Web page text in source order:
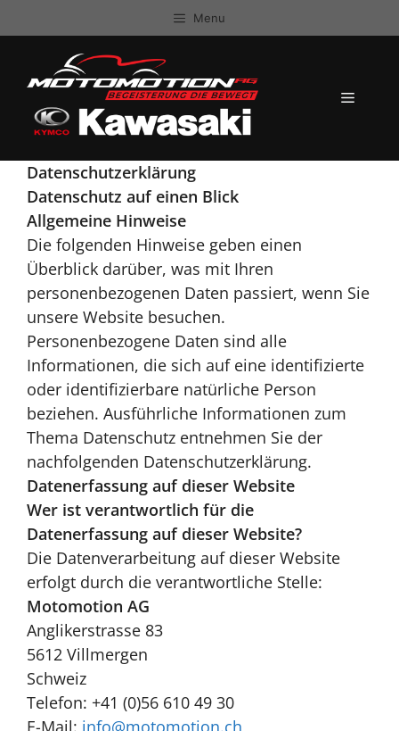
Inhalt
Menu
MENÜ
Datenschutzerklärung
Datenschutz auf einen Blick
Allgemeine Hinweise
Die folgenden Hinweise geben einen
Überblick darüber, was mit Ihren
personenbezogenen Daten passiert, wenn Sie
unsere Website besuchen.
Personenbezogene Daten sind alle
Informationen, die sich auf eine identifizierte
oder identifizierbare natürliche Person
beziehen. Ausführliche Informationen zum
Thema Datenschutz entnehmen Sie der
nachfolgenden Datenschutzerklärung.
Datenerfassung auf dieser Website
Wer ist verantwortlich für die
Datenerfassung auf dieser Website?
Die Datenverarbeitung auf dieser Website
erfolgt durch die verantwortliche Stelle:
Motomotion AG
Anglikerstrasse 83
5612 Villmergen
Schweiz
Telefon: +41 (0)56 610 49 30